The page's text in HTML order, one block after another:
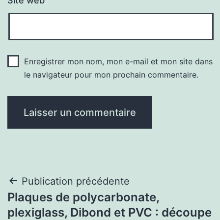
Enregistrer mon nom, mon e-mail et mon site dans
le navigateur pour mon prochain commentaire.
Navigation
de
Publication précédente
Plaques de polycarbonate,
plexiglass, Dibond et PVC : découpe